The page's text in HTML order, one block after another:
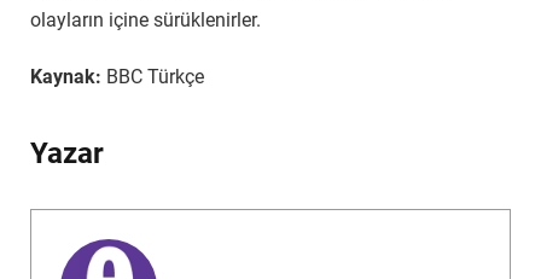
olayların içine sürüklenirler.
Kaynak: BBC Türkçe
Yazar